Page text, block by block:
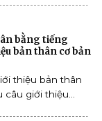
bằng tiếng
bản thân cơ bản
thiệu bản thân
câu giới thiệu...